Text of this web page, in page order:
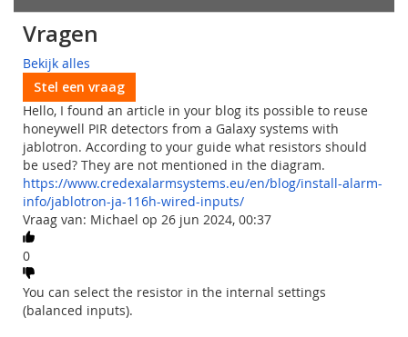
Vragen
Bekijk alles
Stel een vraag
Hello, I found an article in your blog its possible to reuse
honeywell PIR detectors from a Galaxy systems with
jablotron. According to your guide what resistors should
be used? They are not mentioned in the diagram.
https://www.credexalarmsystems.eu/en/blog/install-alarm-
info/jablotron-ja-116h-wired-inputs/
Vraag van: Michael op 26 jun 2024, 00:37
0
You can select the resistor in the internal settings
(balanced inputs).